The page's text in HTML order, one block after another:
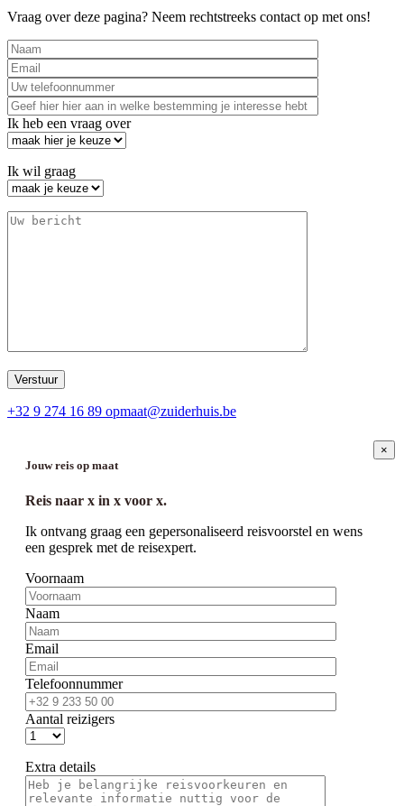
Vraag over deze pagina? Neem rechtstreeks contact op met ons!
Ik heb een vraag over
Ik wil graag
+32 9 274 16 89 opmaat@zuiderhuis.be
×
Jouw reis op maat
Reis naar x in x voor x.
Ik ontvang graag een gepersonaliseerd reisvoorstel en wens
een gesprek met de reisexpert.
Voornaam
Naam
Email
Telefoonnummer
Aantal reizigers
Extra details